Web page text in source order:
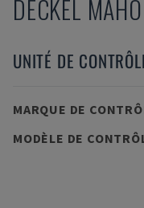
DECKEL MAHO
UNITÉ DE
MARQUE DE
MODÈLE DE